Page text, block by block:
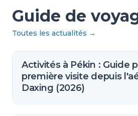
Guide de
Toutes les actualités →
Activités à Pékin : Guide
première visite depuis
Daxing (2026)